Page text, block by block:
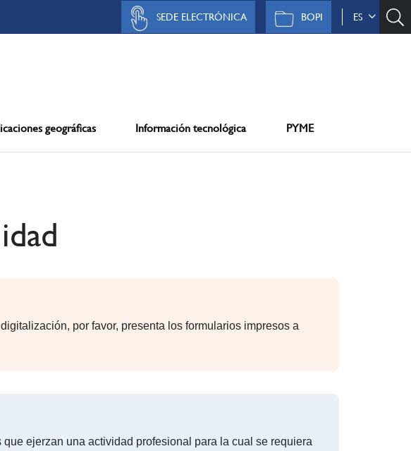
ES
BOPI
SEDE ELECTRÓNICA
geográficas Información tecnológica PYME
por favor, presenta los formularios impresos a
que ejerzan una actividad profesional para la cual se requiera